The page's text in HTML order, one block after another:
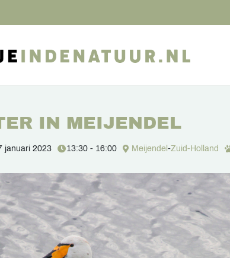
IN MEIJENDEL
januari 2023 13:30 - 16:00 Meijendel -Zuid-Holland